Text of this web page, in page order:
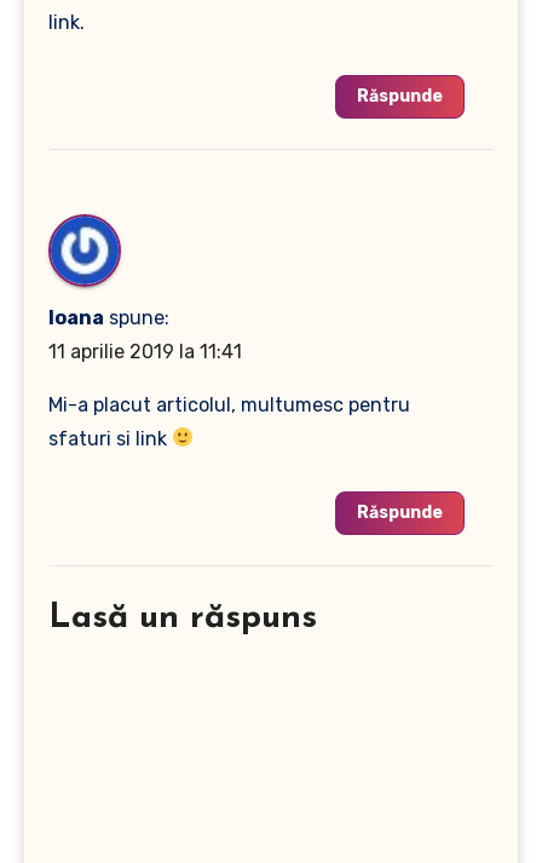
link.
Răspunde
Ioana spune:
11 aprilie 2019 la 11:41
Mi-a placut articolul, multumesc pentru
sfaturi si link
Răspunde
Lasă un răspuns